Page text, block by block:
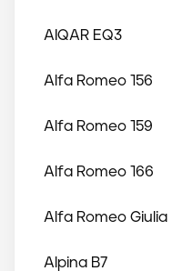
AIQAR EQ3
Alfa Romeo 156
Alfa Romeo 159
Alfa Romeo 166
Alfa Romeo Giulia
Alpina B7